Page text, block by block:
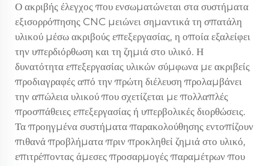
Ο ακριβής έλεγχος που ενσωματώνεται στα συστήματα
εξισορρόπησης CNC μειώνει σημαντικά τη σπατάλη
υλικού μέσω ακριβούς επεξεργασίας, η οποία εξαλείφει
την υπερδιόρθωση και τη ζημιά στο υλικό. Η
δυνατότητα επεξεργασίας υλικών σύμφωνα με ακριβείς
προδιαγραφές από την πρώτη διέλευση προλαμβάνει
την απώλεια υλικού που σχετίζεται με πολλαπλές
προσπάθειες επεξεργασίας ή υπερβολικές διορθώσεις.
Τα προηγμένα συστήματα παρακολούθησης εντοπίζουν
πιθανά προβλήματα πριν προκληθεί ζημιά στο υλικό,
επιτρέποντας άμεσες προσαρμογές παραμέτρων που